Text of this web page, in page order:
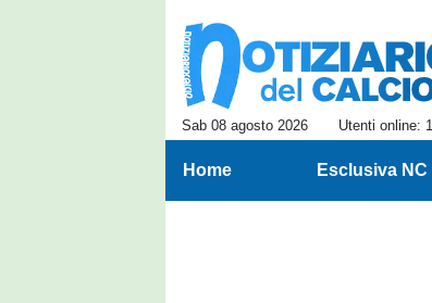
Sab 08 agosto 2026 Utenti online:
Home Esclusiva NC